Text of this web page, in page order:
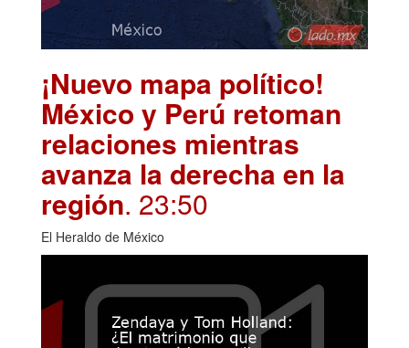
¡Nuevo mapa político!
México y Perú retoman
relaciones mientras
avanza la derecha en la
región. 23:50
El Heraldo de México